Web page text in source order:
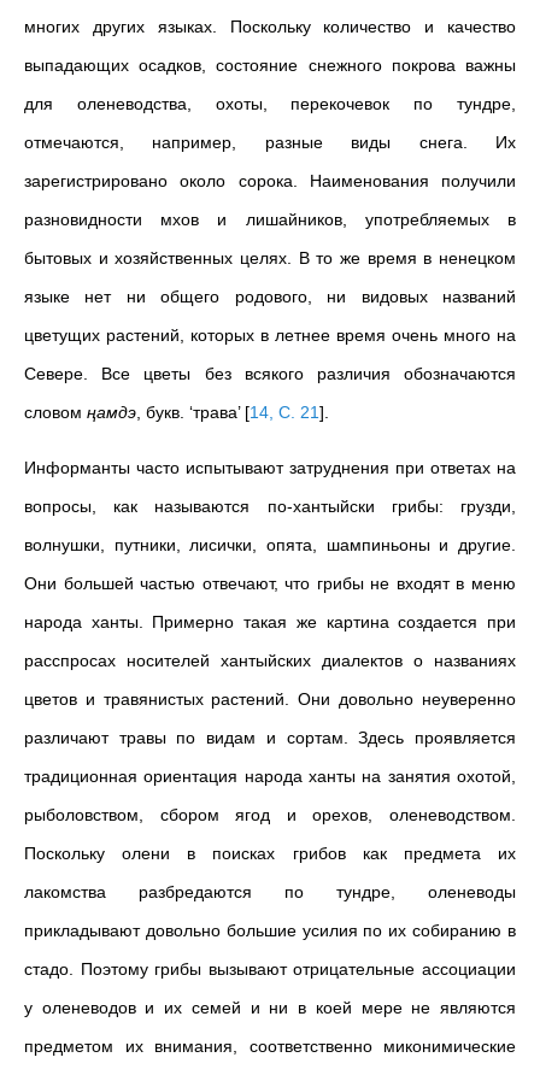
многих других языках. Поскольку количество и качество
выпадающих осадков, состояние снежного покрова важны
для оленеводства, охоты, перекочевок по тундре,
отмечаются, например, разные виды снега. Их
зарегистрировано около сорока. Наименования получили
разновидности мхов и лишайников, употребляемых в
бытовых и хозяйственных целях. В то же время в ненецком
языке нет ни общего родового, ни видовых названий
цветущих растений, которых в летнее время очень много на
Севере. Все цветы без всякого различия обозначаются
словом ңамдэ , букв. ‘трава’ [14, С. 21]
Информанты часто испытывают затруднения при ответах на
вопросы, как называются по-хантыйски грибы: грузди,
волнушки, путники, лисички, опята, шампиньоны и другие.
Они большей частью отвечают, что грибы не входят в меню
народа ханты. Примерно такая же картина создается при
расспросах носителей хантыйских диалектов о названиях
цветов и травянистых растений. Они довольно неуверенно
различают травы по видам и сортам. Здесь проявляется
традиционная ориентация народа ханты на занятия охотой,
рыболовством, сбором ягод и орехов, оленеводством.
Поскольку олени в поисках грибов как предмета их
лакомства разбредаются по тундре, оленеводы
прикладывают довольно большие усилия по их собиранию в
стадо. Поэтому грибы вызывают отрицательные ассоциации
у оленеводов и их семей и ни в коей мере не являются
предметом их внимания, соответственно миконимические